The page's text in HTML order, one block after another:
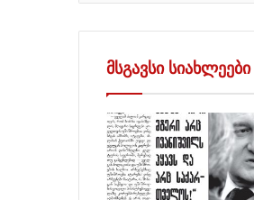
მსგავსი სიახლეები